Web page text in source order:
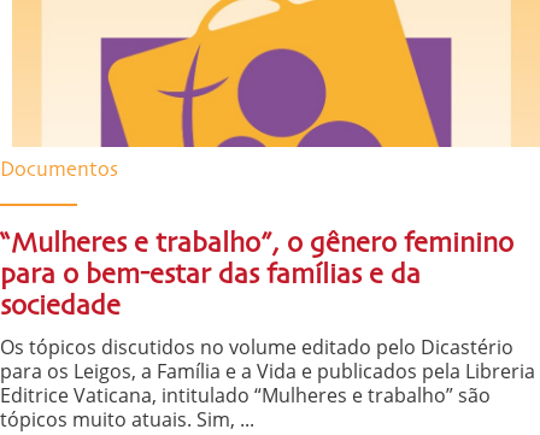
Documentos
“Mulheres e trabalho”, o gênero feminino
para o bem-estar das famílias e da
sociedade
Os tópicos discutidos no volume editado pelo Dicastério
para os Leigos, a Família e a Vida e publicados pela Libreria
Editrice Vaticana, intitulado “Mulheres e trabalho” são
tópicos muito atuais. Sim, ...